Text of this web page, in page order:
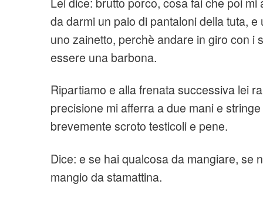
da darmi un paio di pantaloni della tuta,
uno zainetto, perchè andare in giro con i
essere una barbona.
Ripartiamo e alla frenata successiva lei
precisione mi afferra a due mani e
brevemente scroto testicoli e pene.
Dice: e se hai qualcosa da mangiare, se
mangio da stamattina.